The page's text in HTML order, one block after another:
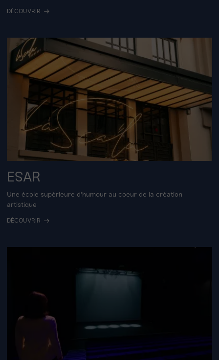
DÉCOUVRIR
ESAR
Une école supérieure d'humour au coeur de la création
artistique
DÉCOUVRIR